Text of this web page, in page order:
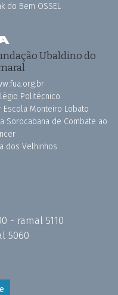
do Bem OSSEL
Ubaldino do
Politécnico
Escola Monteiro Lobato
Sorocabana de Combate ao
dos Velhinhos
- ramal 5110
5060